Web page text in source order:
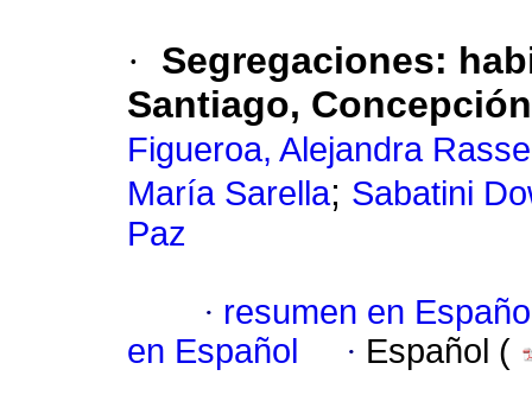
·
Segregaciones:
Santiago,
Figueroa, Alejandra Rasse
María Sarella; Sabatini
Paz
· resumen en
en Español
· Español (